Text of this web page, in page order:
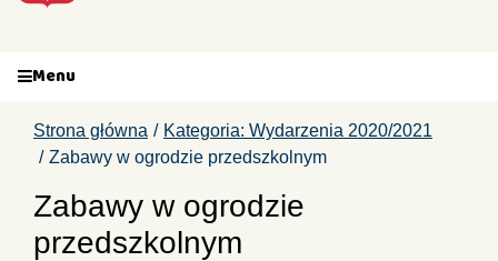
Menu
Strona główna
Kategoria: Wydarzenia 2020/2021
Zabawy w ogrodzie przedszkolnym
Zabawy w ogrodzie
przedszkolnym